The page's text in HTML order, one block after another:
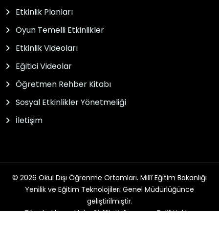
Etkinlik Planları
Oyun Temelli Etkinlikler
Etkinlik Videoları
Eğitici Videolar
Öğretmen Rehber Kitabı
Sosyal Etkinlikler Yönetmeliği
İletişim
© 2026 Okul Dışı Öğrenme Ortamları. Millî Eğitim Bakanlığı
Yenilik ve Eğitim Teknolojileri Genel Müdürlüğünce
geliştirilmiştir.
Tüm hakları saklıdır. Gizlilik, Kullanım ve Telif Hakları